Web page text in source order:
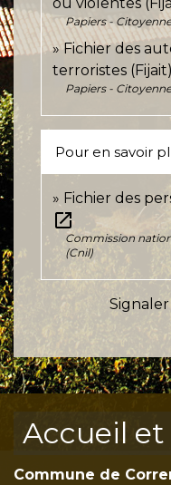
Papiers -
Fichier des
terroristes (Fijait)
Papiers -
Pour en savoir
Fichier des
open_in_new
Commission
(Cnil)
Accueil et
Commune de